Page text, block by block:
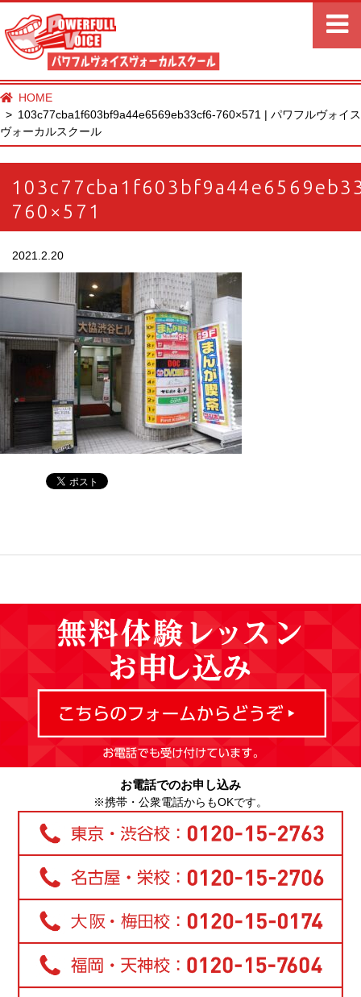
HOME
103c77cba1f603bf9a44e6569eb33cf6-760×571 | パワフルヴォイス
ヴォーカルスクール
760×571
2021.2.20
お電話でのお申し込み
※携帯・公衆電話からもOKです。